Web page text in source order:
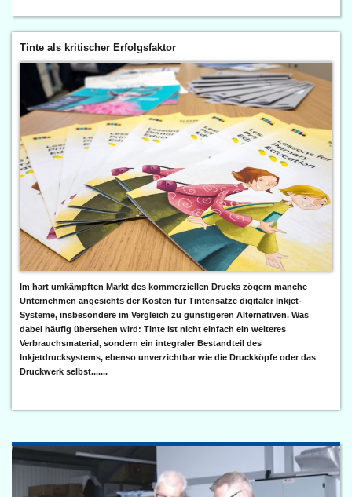
Tinte als kritischer Erfolgsfaktor
Im hart umkämpften Markt des kommerziellen Drucks zögern manche
Unternehmen angesichts der Kosten für Tintensätze digitaler Inkjet-
Systeme, insbesondere im Vergleich zu günstigeren Alternativen. Was
dabei häufig übersehen wird: Tinte ist nicht einfach ein weiteres
Verbrauchsmaterial, sondern ein integraler Bestandteil des
Inkjetdrucksystems, ebenso unverzichtbar wie die Druckköpfe oder das
Druckwerk selbst.......